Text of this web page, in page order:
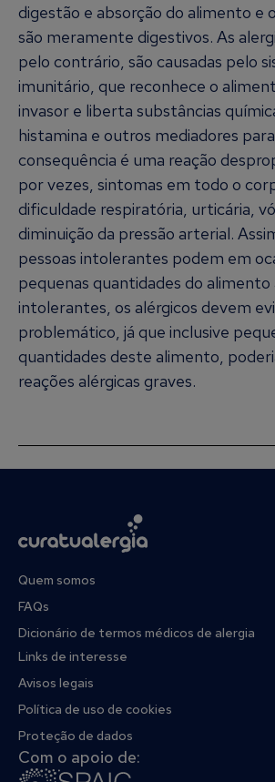
digestão e absorção do alimento e
são meramente digestivos. As
pelo contrário, são causadas pelo
imunitário, que reconhece o
invasor e liberta substâncias
histamina e outros mediadores
consequência é uma reação
por vezes, sintomas em todo o
dificuldade respiratória, urticária,
diminuição da pressão arterial.
pessoas intolerantes podem em
pequenas quantidades do alimento
intolerantes, os alérgicos devem
problemático, já que inclusive
quantidades deste alimento,
reações alérgicas graves.
Quem somos
FAQs
Dicionário de termos médicos de alergia
Links de interesse
Avisos legais
Política de uso de cookies
Proteção de dados
Com o apoio de: